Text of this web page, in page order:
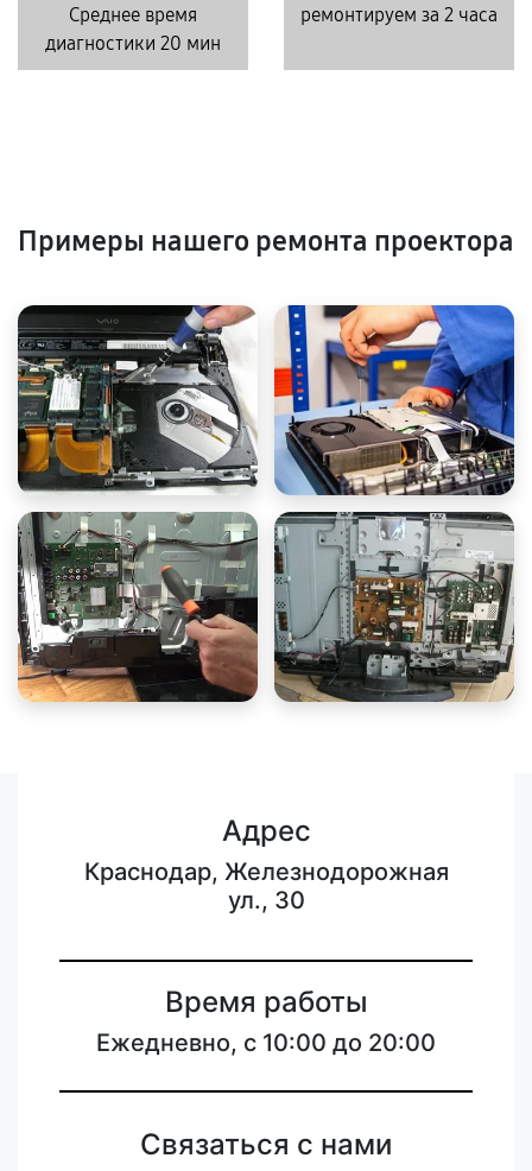
Среднее время
диагностики 20 мин
ремонтируем за 2 часа
Примеры нашего ремонта проектора
Адрес
Краснодар, Железнодорожная
ул., 30
Время работы
Ежедневно, с 10:00 до 20:00
Связаться с нами